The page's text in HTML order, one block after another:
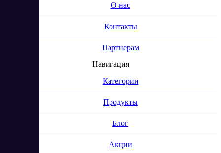
О нас
Контакты
Партнерам
Навигация
Категории
Продукты
Блог
Акции